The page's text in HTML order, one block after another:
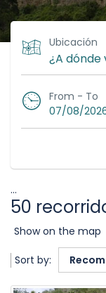
Ubicación
From - To
07/08/
...
50
Show on the map
Sort by: